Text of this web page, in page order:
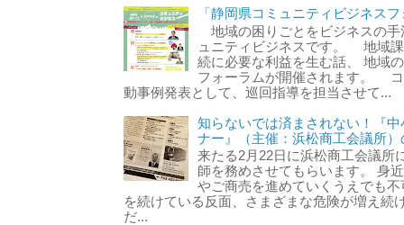
「静岡県コミュニティビジネス
地域の困りごとをビジネスの手
ュニティビジネスです。 地域
続に必要な利益を生む話、 地域
フォーラムが開催されます。
動事例発表として、巡回指導を担当させて...
知らないでは済まされない！『
ナー』（主催：浜松商工会議所）
来たる2月22日に浜松商工会議所
師を務めさせてもらいます。 身
やご商売を進めていくうえでも
を続けている反面、さまざまな危険が増え続
だ...